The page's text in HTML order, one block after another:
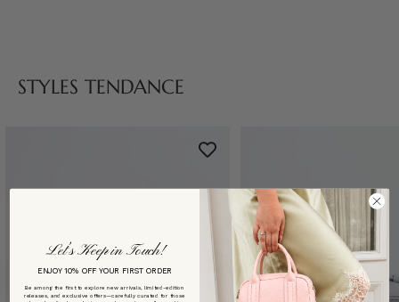
STYLES TENDANCE
Let’s Keep in Touch!
ENJOY 10% OFF YOUR FIRST ORDER
Be among the first to explore new arrivals, limited-edition
releases, and exclusive offers—carefully curated for those